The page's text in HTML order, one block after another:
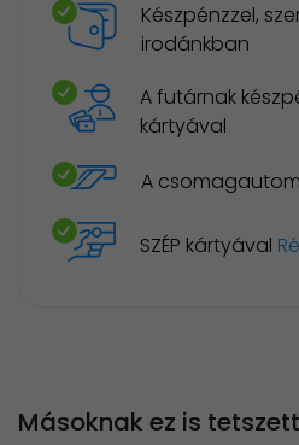
Készpénzzel,
irodánkban
A futárnak
kártyával
A
SZÉP kártyával
Másoknak ez is